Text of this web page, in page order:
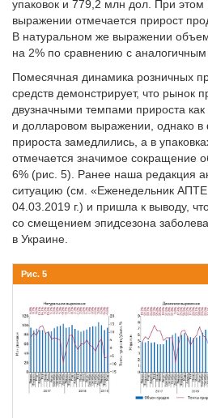
упаковок и 779,2 млн дол. При
выражении отмечается прирост
В натуральном же выражении
на 2% по сравнению с
Помесячная динамика розничных
средств демонстрирует, что рынок
двузначными темпами прироста как
и долларовом выражении, однако
прироста замедлились, а в
отмечается значимое сокращение
6% (рис. 5). Ранее наша редакция
ситуацию (см. «Еженедельник
04.03.2019 г.) и пришла к выводу,
со смещением эпидсезона
в Украине.
Рис. 5